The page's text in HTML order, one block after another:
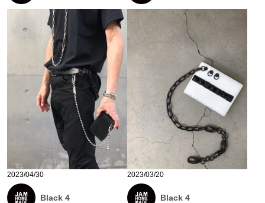
2023/04/30
Black 4
2023/03/20
Black 4